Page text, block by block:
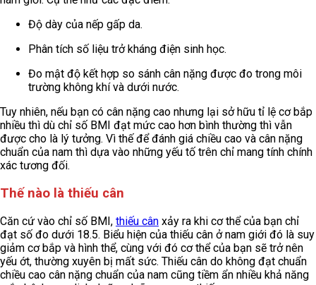
Độ dày của nếp gấp da.
Phân tích số liệu trở kháng điện sinh học.
Đo mật độ kết hợp so sánh cân nặng được đo trong môi
trường không khí và dưới nước.
Tuy nhiên, nếu bạn có cân nặng cao nhưng lại sở hữu tỉ lệ cơ bắp
nhiều thì dù chỉ số BMI đạt mức cao hơn bình thường thì vẫn
được cho là lý tưởng. Vì thế để đánh giá chiều cao và cân nặng
chuẩn của nam thì dựa vào những yếu tố trên chỉ mang tính chính
xác tương đối.
Thế nào là thiếu cân
Căn cứ vào chỉ số BMI, thiếu cân xảy ra khi cơ thể của bạn chỉ
đạt số đo dưới 18.5. Biểu hiện của thiếu cân ở nam giới đó là suy
giảm cơ bắp và hình thể, cùng với đó cơ thể của bạn sẽ trở nên
yếu ớt, thường xuyên bị mất sức. Thiếu cân do không đạt chuẩn
chiều cao cân nặng chuẩn của nam cũng tiềm ẩn nhiều khả năng